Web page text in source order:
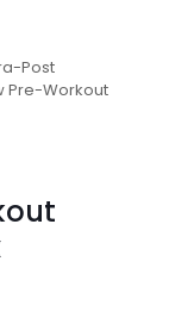
Post
Pre-Workout